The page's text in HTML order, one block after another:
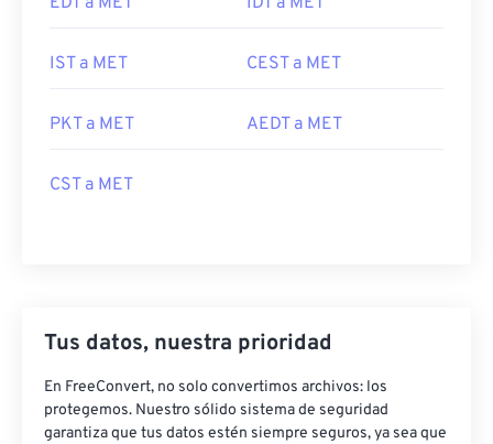
IST a MET CEST a MET
PKT a MET AEDT a MET
CST a MET
Tus datos, nuestra prioridad
En FreeConvert, no solo convertimos archivos: los
protegemos. Nuestro sólido sistema de seguridad
garantiza que tus datos estén siempre seguros, ya sea que